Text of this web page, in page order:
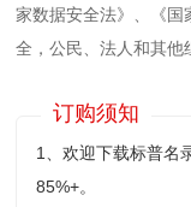
家数据安全法》、《国
全，公民、法人和其他
订购须知
1、欢迎下载标普名
85%+。